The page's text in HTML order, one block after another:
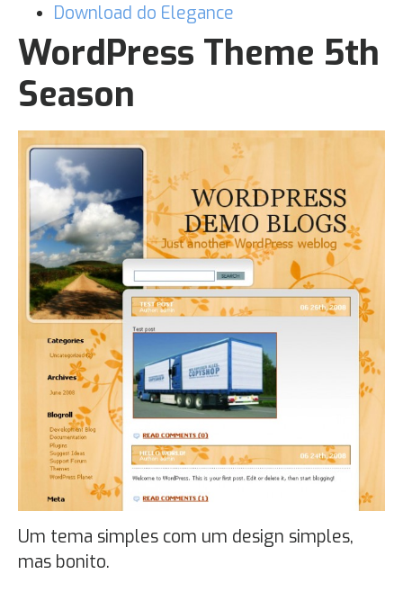
Download do Elegance
WordPress Theme 5th
Season
Um tema simples com um design simples,
mas bonito.